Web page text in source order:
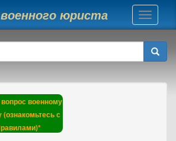
юриста
Toggle
военному
(ознакомьтесь с